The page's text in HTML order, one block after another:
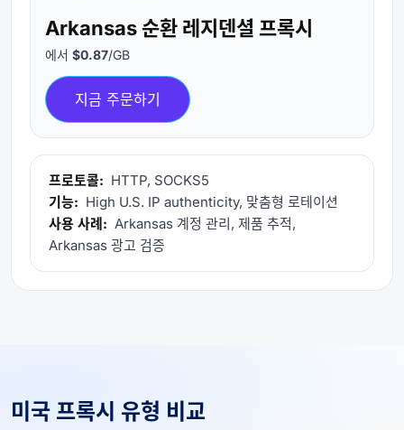
Arkansas 순환 레지덴셜 프록시
에서 $0.87/GB
지금 주문하기
프로토콜: HTTP, SOCKS5
기능: High U.S. IP authenticity, 맞춤형 로테이션
사용 사례: Arkansas 계정 관리, 제품 추적,
Arkansas 광고 검증
미국 프록시 유형 비교